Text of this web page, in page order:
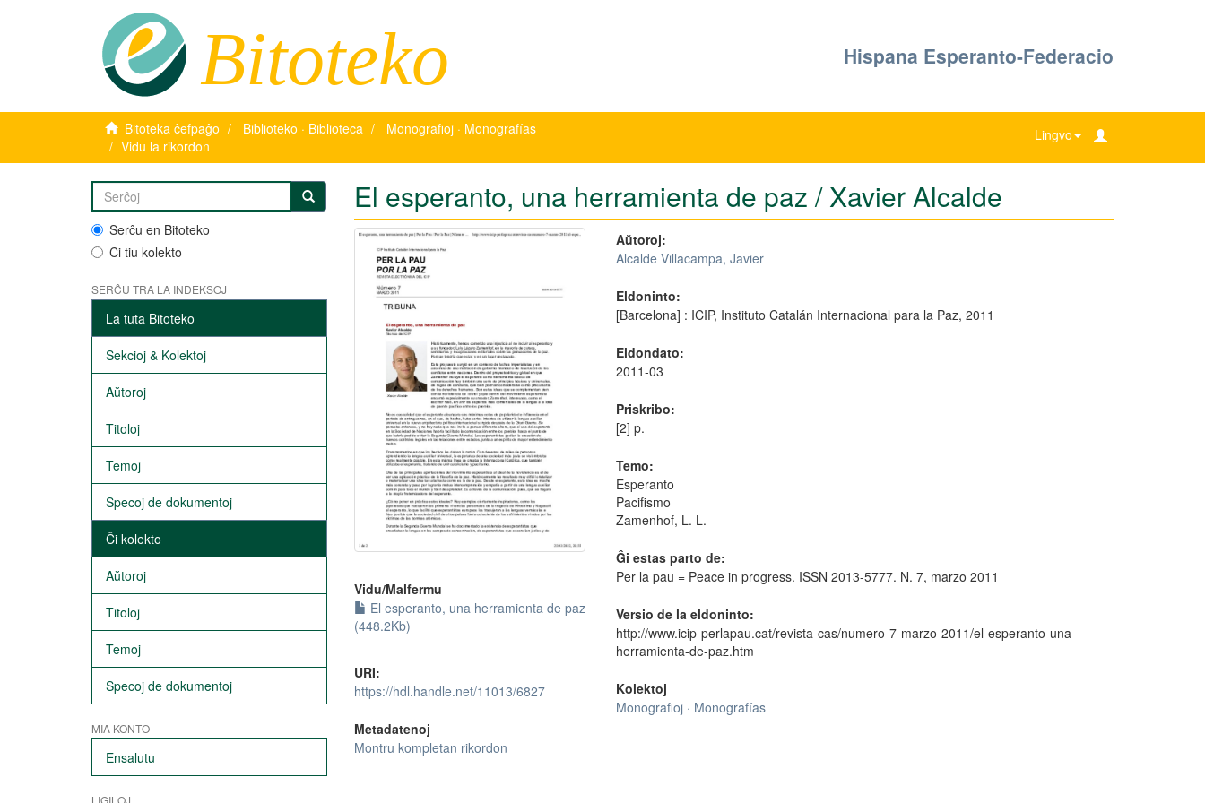
Bitoteko Hispana Esperanto-Federacio
Bitoteka ĉefpaĝo Biblioteko · Biblioteca
Monografioj · Monografías
Vidu la rikordon
Lingvo
Serĉu en Bitoteko
Ĉi tiu kolekto
SERĈU TRA LA INDEKSOJ
La tuta Bitoteko
Sekcioj & Kolektoj
Aŭtoroj
Titoloj
Temoj
Specoj de dokumentoj
Ĉi kolekto
Aŭtoroj
Titoloj
Temoj
Specoj de dokumentoj
MIA KONTO
Ensalutu
LIGILOJ
El esperanto, una herramienta de paz / Xavier Alcalde
Vidu/Malfermu
El esperanto, una herramienta de paz
(448.2Kb)
URI:
https://hdl.handle.net/11013/6827
Metadatenoj
Montru kompletan rikordon
Aŭtoroj:
Alcalde Villacampa, Javier
Eldoninto:
[Barcelona] : ICIP, Instituto Catalán Internacional para la Paz, 2011
Eldondato:
2011-03
Priskribo:
[2] p.
Temo:
Esperanto
Pacifismo
Zamenhof, L. L.
Ĝi estas parto de:
Per la pau = Peace in progress. ISSN 2013-5777. N. 7, marzo 2011
Versio de la eldoninto:
http://www.icip-perlapau.cat/revista-cas/numero-7-marzo-2011/el-esperanto-una-
herramienta-de-paz.htm
Kolektoj
Monografioj · Monografías